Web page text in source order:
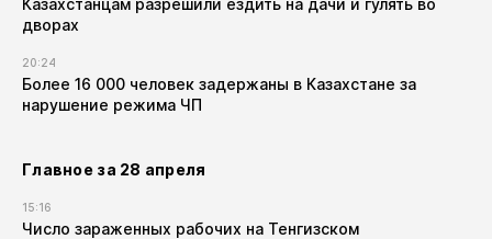
Казахстанцам разрешили ездить на дачи и гулять во
дворах
20:24
Более 16 000 человек задержаны в Казахстане за
нарушение режима ЧП
Главное за 28 апреля
15:16
Число зараженных рабочих на Тенгизском